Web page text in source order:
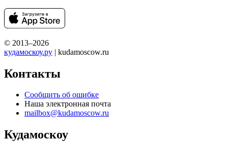
© 2013–2026
кудамоскоу.ру | kudamoscow.ru
Контакты
Сообщить об ошибке
Наша электронная почта
mailbox@kudamoscow.ru
Кудамоскоу